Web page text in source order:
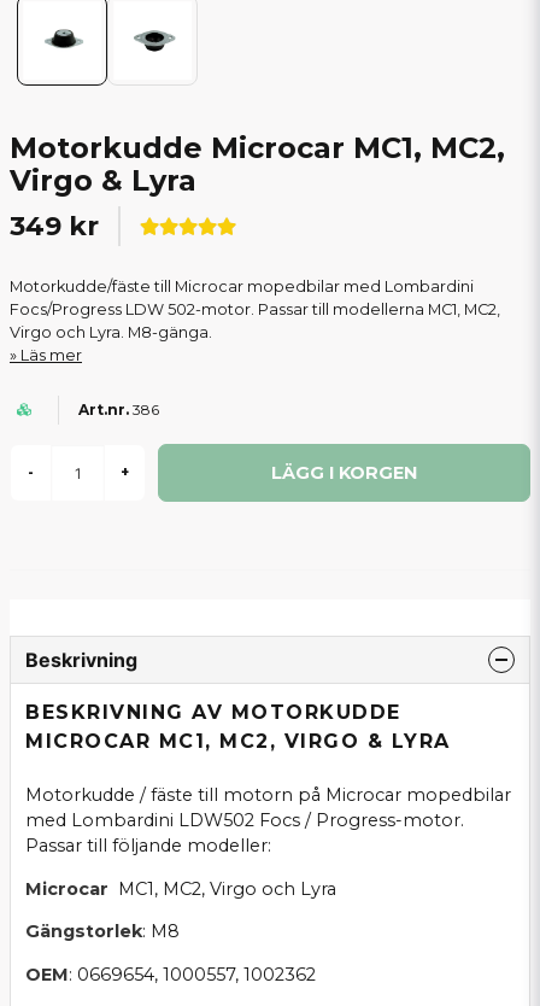
Motorkudde Microcar MC1, MC2,
Virgo & Lyra
349 kr
Motorkudde/fäste till Microcar mopedbilar med Lombardini
Focs/Progress LDW 502-motor. Passar till modellerna MC1, MC2,
Virgo och Lyra. M8-gänga.
Läs mer
386
- + LÄGG I KORGEN
Beskrivning
BESKRIVNING AV MOTORKUDDE
MICROCAR MC1, MC2, VIRGO & LYRA
Motorkudde / fäste till motorn på Microcar mopedbilar
med Lombardini LDW502 Focs / Progress-motor.
Passar till följande modeller:
Microcar MC1, MC2, Virgo och Lyra
Gängstorlek: M8
OEM: 0669654, 1000557, 1002362